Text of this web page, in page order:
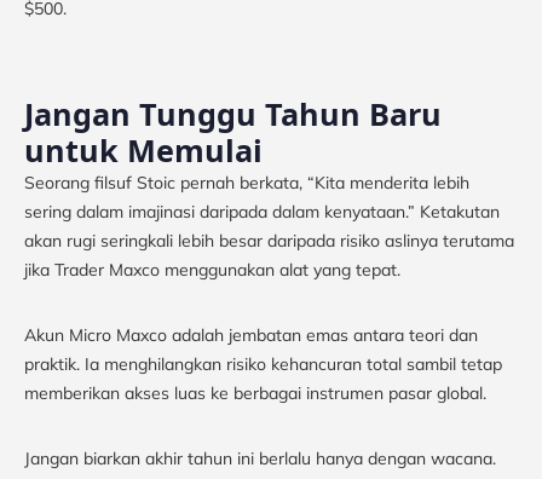
$500.
Jangan Tunggu Tahun Baru
untuk Memulai
Seorang filsuf Stoic pernah berkata, “Kita menderita lebih
sering dalam imajinasi daripada dalam kenyataan.” Ketakutan
akan rugi seringkali lebih besar daripada risiko aslinya terutama
jika Trader Maxco menggunakan alat yang tepat.
Akun Micro Maxco adalah jembatan emas antara teori dan
praktik. Ia menghilangkan risiko kehancuran total sambil tetap
memberikan akses luas ke berbagai instrumen pasar global.
Jangan biarkan akhir tahun ini berlalu hanya dengan wacana.